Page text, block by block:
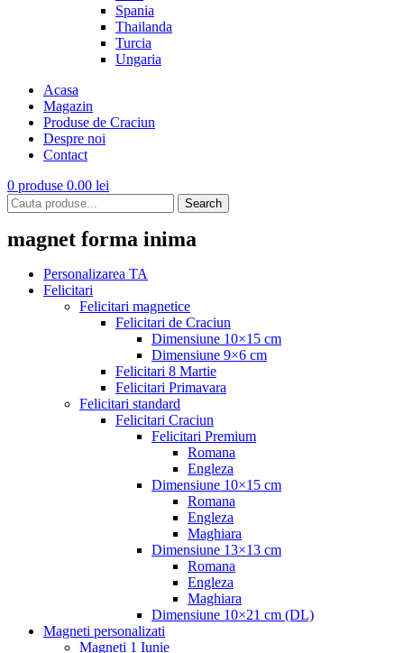
Spania
Thailanda
Turcia
Ungaria
Acasa
Magazin
Produse de Craciun
Despre noi
Contact
0 produse 0.00 lei
Search
magnet forma inima
Personalizarea TA
Felicitari
Felicitari magnetice
Felicitari de Craciun
Dimensiune 10×15 cm
Dimensiune 9×6 cm
Felicitari 8 Martie
Felicitari Primavara
Felicitari standard
Felicitari Craciun
Felicitari Premium
Romana
Engleza
Dimensiune 10×15 cm
Romana
Engleza
Maghiara
Dimensiune 13×13 cm
Romana
Engleza
Maghiara
Dimensiune 10×21 cm (DL)
Magneti personalizati
Magneti 1 Iunie